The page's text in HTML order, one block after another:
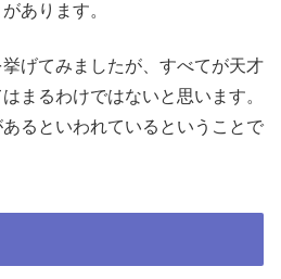
あります。
げてみましたが、すべてが天才
まるわけではないと思います。
るといわれているということで